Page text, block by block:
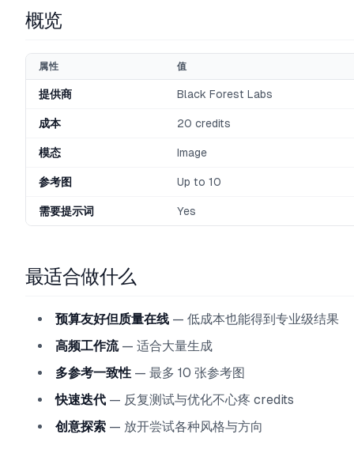
概览
属性 值
提供商 Black Forest Labs
成本 20 credits
模态 Image
参考图 Up to 10
需要提示词 Yes
最适合做什么
预算友好但质量在线 — 低成本也能得到专业级结果
高频工作流— 适合大量生成
多参考一致性 — 最多 10 张参考图
快速迭代 — 反复测试与优化不心疼 credits
创意探索 — 放开尝试各种风格与方向